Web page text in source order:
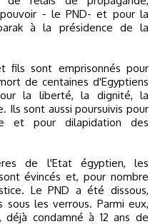
- le PND- et pour la
à la présidence de la
fils sont emprisonnés pour
de centaines d'Egyptiens
la liberté, la dignité, la
Ils sont aussi poursuivis pour
et pour dilapidation des
de l'Etat égyptien, les
évincés et, pour nombre
Le PND a été dissous,
sous les verrous. Parmi eux,
déjà condamné à 12 ans de